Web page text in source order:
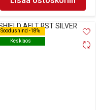
Soodushind -18%
Kesklaos
Soodushind -18%
Kesklaos